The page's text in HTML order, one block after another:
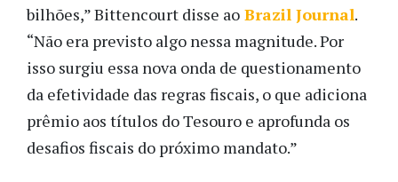
bilhões,” Bittencourt disse ao Brazil Journal.
“Não era previsto algo nessa magnitude. Por
isso surgiu essa nova onda de questionamento
da efetividade das regras fiscais, o que adiciona
prêmio aos títulos do Tesouro e aprofunda os
desafios fiscais do próximo mandato.”